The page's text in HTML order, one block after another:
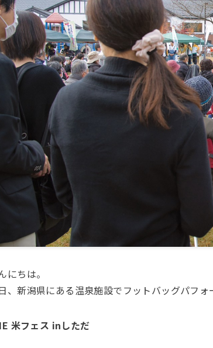
にちは。
、新潟県にある温泉施設でフットバッグパフォ
米フェス inしただ